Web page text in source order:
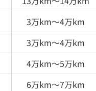
3万km〜4万km
3万km〜4万km
4万km〜5万km
6万km〜7万km